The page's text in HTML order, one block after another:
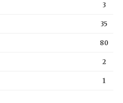
3
35
80
2
1